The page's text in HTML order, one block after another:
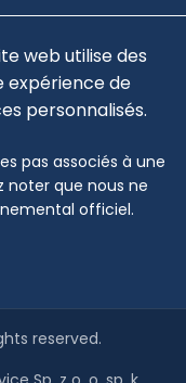
web utilise des
expérience de
personnalisés.
pas associés à une
noter que nous ne
officiel.
reserved.